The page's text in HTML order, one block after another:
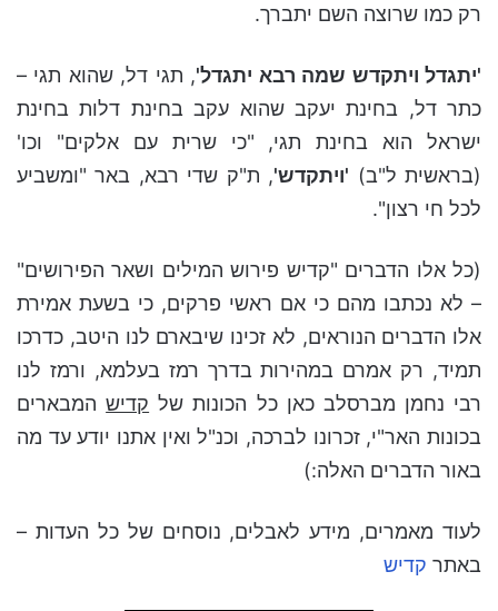
רק כמו שרוצה השם יתברך.
'יתגדל ויתקדש שמה רבא יתגדל', תגי דל, שהוא תגי –
כתר דל, בחינת יעקב שהוא עקב בחינת דלות בחינת
ישראל הוא בחינת תגי, "כי שרית עם אלקים" וכו'
(בראשית ל"ב) 'ויתקדש', ת"ק שדי רבא, באר "ומשביע
לכל חי רצון".
(כל אלו הדברים "קדיש פירוש המילים ושאר הפירושים"
– לא נכתבו מהם כי אם ראשי פרקים, כי בשעת אמירת
אלו הדברים הנוראים, לא זכינו שיבארם לנו היטב, כדרכו
תמיד, רק אמרם במהירות בדרך רמז בעלמא, ורמז לנו
רבי נחמן מברסלב כאן כל הכונות של קדישהמבארים
בכונות האר"י, זכרונו לברכה, וכנ"ל ואין אתנו יודע עד מה
באור הדברים האלה:)
לעוד מאמרים, מידע לאבלים, נוסחים של כל העדות –
באתר קדיש